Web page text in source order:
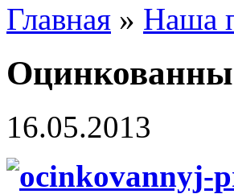
Главная » Наша
16.05.2013